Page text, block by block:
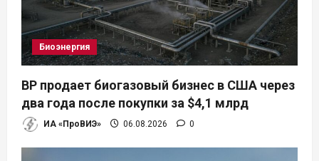
з
а
п
и
с
Биоэнергия
BP продает биогазовый бизнес в США через
два года после покупки за $4,1 млрд
ИА «ПроВИЭ» 06.08.2026 0